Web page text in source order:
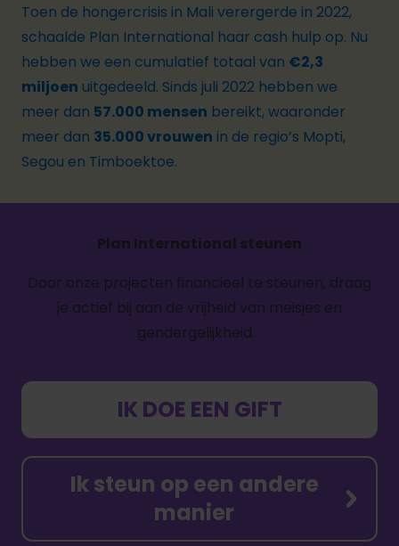
Toen de hongercrisis in Mali verergerde in 2022,
schaalde Plan International haar cash hulp op. Nu
hebben we een cumulatief totaal van €2,3
miljoen uitgedeeld. Sinds juli 2022 hebben we
meer dan 57.000 mensen bereikt, waaronder
meer dan 35.000 vrouwen in de regio’s Mopti,
Segou en Timboektoe.
Plan International steunen
Door onze projecten financieel te steunen, draag
je actief bij aan de vrijheid van meisjes en
gendergelijkheid.
IK DOE EEN GIFT
Ik steun op een andere
manier